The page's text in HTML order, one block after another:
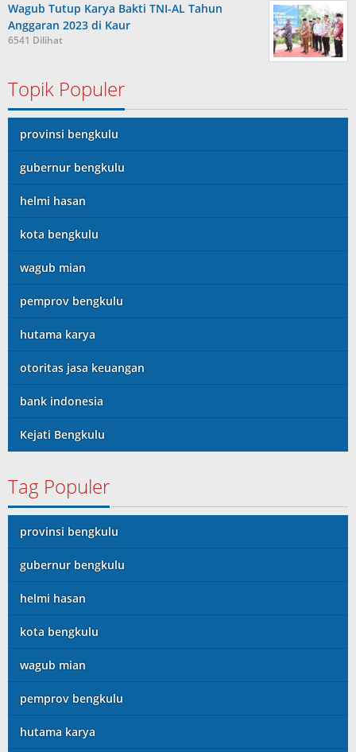
Wagub Tutup Karya Bakti TNI-AL Tahun
Anggaran 2023 di Kaur
6541 Dilihat
Topik Populer
provinsi bengkulu
gubernur bengkulu
helmi hasan
kota bengkulu
wagub mian
pemprov bengkulu
hutama karya
otoritas jasa keuangan
bank indonesia
Kejati Bengkulu
Tag Populer
provinsi bengkulu
gubernur bengkulu
helmi hasan
kota bengkulu
wagub mian
pemprov bengkulu
hutama karya